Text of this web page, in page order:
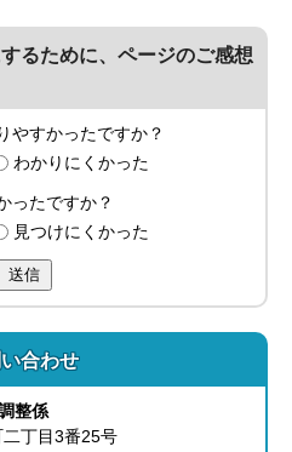
るために、ページのご感想
やすかったですか？
わかりにくかった
ったですか？
見つけにくかった
送信
合わせ
整係
丁目3番25号